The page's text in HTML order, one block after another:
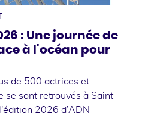
: Une journée de
à l'océan pour
de 500 actrices et
se sont retrouvés à Saint-
2026 d’ADN